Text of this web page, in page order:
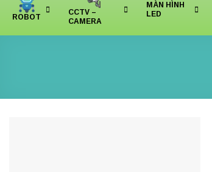
ROBOT
CCTV –
CAMERA
MÀN HÌNH
LED